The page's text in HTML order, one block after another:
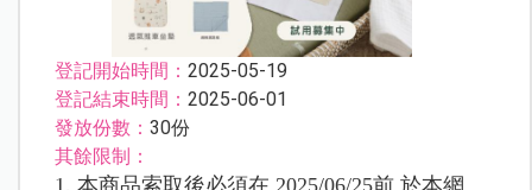
登記開始時間： 2025-05-19
登記結束時間： 2025-06-01
發放份數： 30份
其餘限制：
1. 本商品索取後必須在 2025/06/25前 於本網